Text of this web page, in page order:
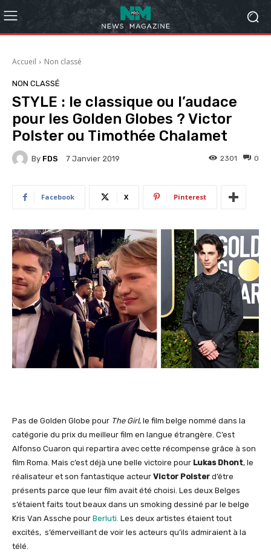
Accueil Non classé
NON CLASSÉ
STYLE : le classique ou l’audace
pour les Golden Globes ? Victor
Polster ou Timothée Chalamet
By FDS 7 Janvier 2019 0
2301
Facebook X Pinterest
Pas de Golden Globe pour The Girl, le film belge nommé dans la
catégorie du prix du meilleur film en langue étrangère. C’est
Alfonso Cuaron qui repartira avec cette récompense grâce à son
film Roma. Mais c’est déjà une belle victoire pour Lukas Dhont, le
réalisateur et son fantastique acteur Victor Polster d’être
présents parce que leur film avait été choisi. Les deux Belges
s’étaient faits tout beaux dans un smoking dessiné par le belge
Kris Van Assche pour Berluti. Les deux artistes étaient tout
excités, s’émerveillant de voir les acteurs qu’ils admiraient à la
télé.